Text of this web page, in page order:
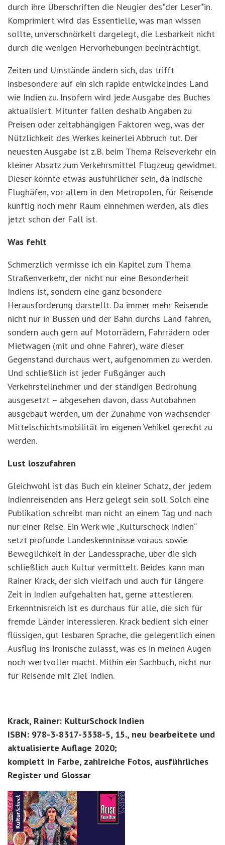
durch ihre Überschriften die Neugier des*der Leser*in.
Komprimiert wird das Essentielle, was man wissen
sollte, unverschnörkelt dargelegt, die Lesbarkeit nicht
durch die wenigen Hervorhebungen beeinträchtigt.
Zeiten und Umstände ändern sich, das trifft
insbesondere auf ein sich rapide entwickelndes Land
wie Indien zu. Insofern wird jede Ausgabe des Buches
aktualisiert. Mitunter fallen deshalb Angaben zu
Preisen oder zeitabhängigen Faktoren weg, was der
Nützlichkeit des Werkes keinerlei Abbruch tut. Der
neuesten Ausgabe ist z.B. beim Thema Reiseverkehr ein
kleiner Absatz zum Verkehrsmittel Flugzeug gewidmet.
Dieser könnte etwas ausführlicher sein, da indische
Flughäfen, vor allem in den Metropolen, für Reisende
künftig noch mehr Raum einnehmen werden, als dies
jetzt schon der Fall ist.
Was fehlt
Schmerzlich vermisse ich ein Kapitel zum Thema
Straßenverkehr, der nicht nur eine Besonderheit
Indiens ist, sondern eine ganz besondere
Herausforderung darstellt. Da immer mehr Reisende
nicht nur in Bussen und der Bahn durchs Land fahren,
sondern auch gern auf Motorrädern, Fahrrädern oder
Mietwagen (mit und ohne Fahrer), wäre dieser
Gegenstand durchaus wert, aufgenommen zu werden.
Und schließlich ist jeder Fußgänger auch
Verkehrsteilnehmer und der ständigen Bedrohung
ausgesetzt – abgesehen davon, dass Autobahnen
ausgebaut werden, um der Zunahme von wachsender
Mittelschichtsmobilität im eigenen Vehikel gerecht zu
werden.
Lust loszufahren
Gleichwohl ist das Buch ein kleiner Schatz, der jedem
Indienreisenden ans Herz gelegt sein soll. Solch eine
Publikation schreibt man nicht an einem Tag und nach
nur einer Reise. Ein Werk wie „Kulturschock Indien“
setzt profunde Landeskenntnisse voraus sowie
Beweglichkeit in der Landessprache, über die sich
schließlich auch Kultur vermittelt. Beides kann man
Rainer Krack, der sich vielfach und auch für längere
Zeit in Indien aufgehalten hat, gerne attestieren.
Erkenntnisreich ist es durchaus für alle, die sich für
fremde Länder interessieren. Krack bedient sich einer
flüssigen, gut lesbaren Sprache, die gelegentlich einen
Ausflug ins Ironische zulässt, was es in meinen Augen
noch wertvoller macht. Mithin ein Sachbuch, nicht nur
für Reisende mit Ziel Indien.
Krack, Rainer: KulturSchock Indien
ISBN: 978-3-8317-3338-5, 15., neu bearbeitete und
aktualisierte Auflage 2020;
komplett in Farbe, zahlreiche Fotos, ausführliches
Register und Glossar